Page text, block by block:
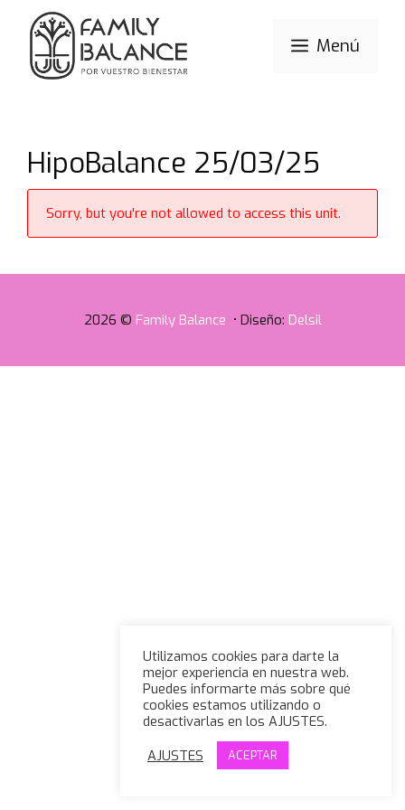
Saltar
contenido
Menú
HipoBalance 25/03/25
Sorry, but you're not allowed to access this unit.
2026 © Family Balance • Diseño: Delsil
Utilizamos cookies para darte la
mejor experiencia en nuestra web.
Puedes informarte más sobre qué
cookies estamos utilizando o
desactivarlas en los AJUSTES.
AJUSTES
ACEPTAR